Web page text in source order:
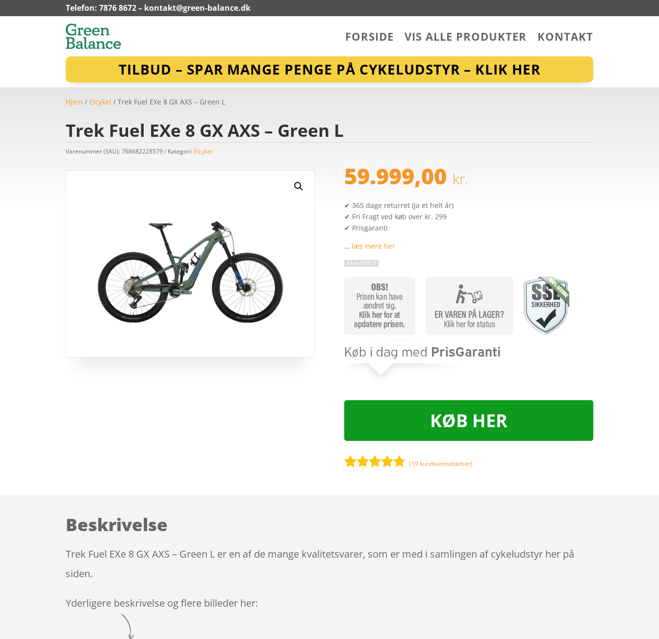
Telefon: 7876 8672 – kontakt@green-balance.dk
FORSIDE VIS ALLE PRODUKTER KONTAKT
TILBUD – SPAR MANGE PENGE PÅ CYKELUDSTYR – KLIK HER
Hjem / Elcykel / Trek Fuel EXe 8 GX AXS – Green L
Trek Fuel EXe 8 GX AXS – Green L
Varenummer (SKU):768682228579 Kategori: Elcykel
59.999,00 kr.
✔ 365 dage returret (ja et helt år)
✔ Fri Fragt ved køb over kr. 299
✔ Prisgaranti
… læs mere her
KØB HER
mmelser
(19 kundeanmeldelser)
Beskrivelse
Trek Fuel EXe 8 GX AXS – Green L er en af de mange kvalitetsvarer, som er med i samlingen af cykeludstyr her på
siden.
Yderligere beskrivelse og flere billeder her: